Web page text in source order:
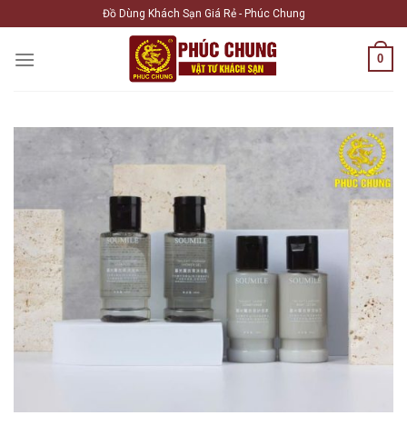
to
content
Đồ Dùng Khách Sạn Giá Rẻ - Phúc Chung
0